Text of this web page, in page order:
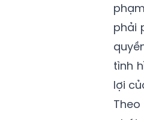
phải
tình
lợi